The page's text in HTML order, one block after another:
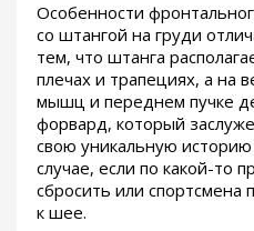
Особенности
со штангой на груди
тем, что штанга
плечах и трапециях, а на
мышц и переднем пучке
форвард, который
свою уникальную
случае, если по какой-то
сбросить или спортсмена
к шее.